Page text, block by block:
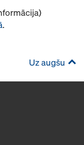
.
Uz augšu